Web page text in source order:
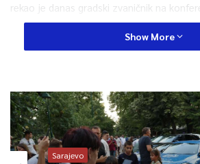
rekao je danas gradski zvaničnik na
Posljednji slučajevi koronavirusa u
koronavirusa.
0
Show More
Sarajevo